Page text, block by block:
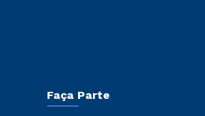
Faça Parte